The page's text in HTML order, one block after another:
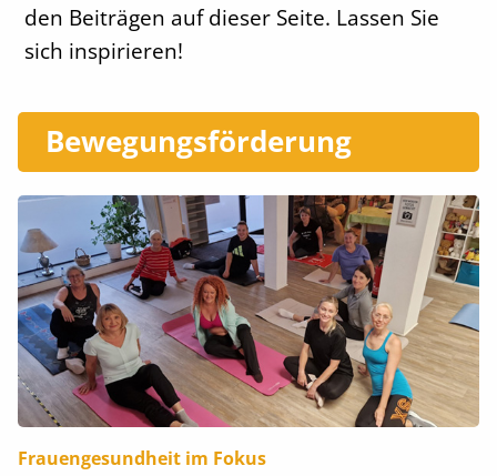
den Beiträgen auf dieser Seite. Lassen Sie
sich inspirieren!
Bewegungsförderung
Frauengesundheit im Fokus